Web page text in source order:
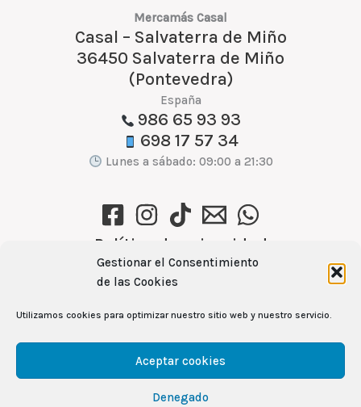
Gestionar el Consentimiento
de las Cookies
Utilizamos cookies para optimizar nuestro sitio web y nuestro servicio.
Aceptar cookies
Denegado
Mercamás Casal
Casal – Salvaterra de Miño
36450 Salvaterra de Miño
(Pontevedra)
España
986 65 93 93
698 17 57 34
Lunes a sábado: 09:00 a 21:30
Política de privacidad
Política de cookies (UE)
Aviso Legal
Ver recetas →